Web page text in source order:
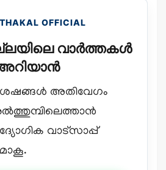
OFFICIAL
വാർത്തകൾ
അതിവേഗം
വാട്സാപ്പ്